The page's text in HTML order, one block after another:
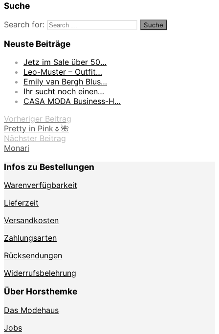
Suche
Search for:
Neuste Beiträge
Jetz im Sale über 50…
Leo-Muster – Outfit…
Emily van Bergh Blus…
Ihr sucht noch einen…
CASA MODA Business-H…
Vorheriger Beitrag
Pretty in Pink🌷🌺
Nächster Beitrag
Monari
Infos zu Bestellungen
Warenverfügbarkeit
Lieferzeit
Versandkosten
Zahlungsarten
Rücksendungen
Widerrufsbelehrung
Über Horsthemke
Das Modehaus
Jobs